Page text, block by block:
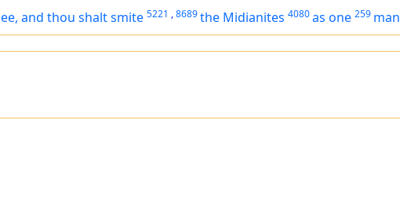
and thou shalt smite 5221 ,8689the Midianites 4080as one 259 man